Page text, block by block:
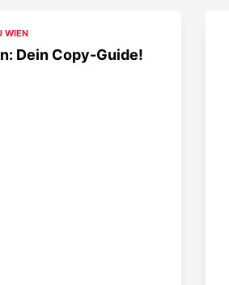
WIEN
Dein Copy-Guide!